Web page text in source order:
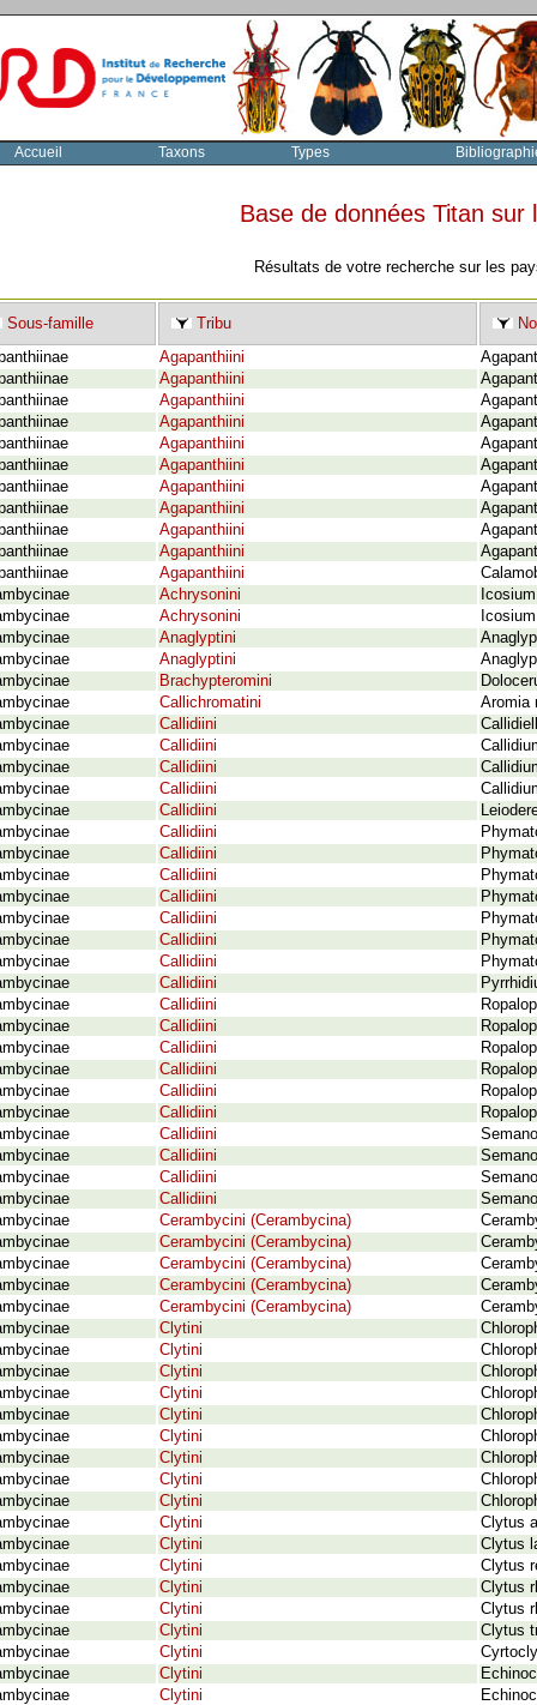
Accueil Taxons Types
Base de données Titan
Résultats de votre recherche sur les
Sous-famille Tribu
Agapanthiini
Agapanthiini
Agapanthiini
Agapanthiini
Agapanthiini
Agapanthiini
Agapanthiini
Agapanthiini
Agapanthiini
Agapanthiini
Agapanthiini
Achrysonini
Achrysonini
Anaglyptini
Anaglyptini
Brachypteromini
Callichromatini
Aromia
Callidiini
Callidiini
Callidiini
Callidiini
Callidiini
Callidiini
Callidiini
Callidiini
Callidiini
Callidiini
Callidiini
Callidiini
Callidiini
Callidiini
Callidiini
Callidiini
Callidiini
Callidiini
Callidiini
Callidiini
Callidiini
Callidiini
Callidiini
Cerambycini (Cerambycina)
Cerambycini (Cerambycina)
Cerambycini (Cerambycina)
Cerambycini (Cerambycina)
Cerambycini (Cerambycina)
Clytini
Clytini
Clytini
Clytini
Clytini
Clytini
Clytini
Clytini
Clytini
Clytini
Clytus
Clytini
Clytus
Clytini
Clytus
Clytini
Clytus
Clytini
Clytus
Clytini
Clytus
Clytini
Clytini
Clytini